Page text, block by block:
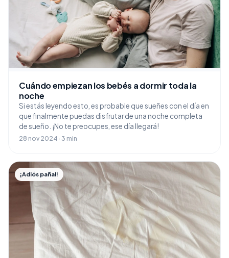
Cuándo empiezan los bebés a dormir toda la
noche
Si estás leyendo esto, es probable que sueñes con el día en
que finalmente puedas disfrutar de una noche completa
de sueño. ¡No te preocupes, ese día llegará!
28 nov 2024 · 3 min
¡Adiós pañal!